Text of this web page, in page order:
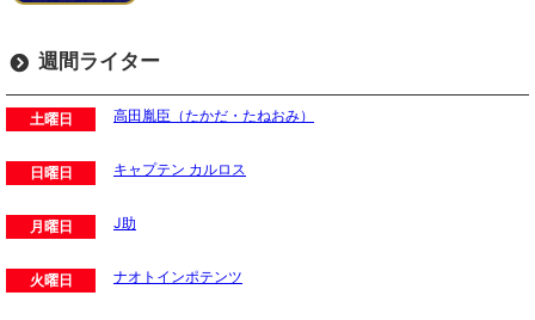
週間ライター
土曜日 高田胤臣（たかだ・たねおみ）
日曜日 キャプテン カルロス
月曜日 J助
火曜日 ナオトインポテンツ